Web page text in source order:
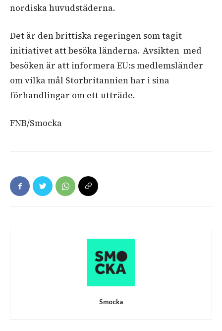
nordiska huvudstäderna.
Det är den brittiska regeringen som tagit
initiativet att besöka länderna. Avsikten med
besöken är att informera EU:s medlemsländer
om vilka mål Storbritannien har i sina
förhandlingar om ett utträde.
FNB/Smocka
Smocka